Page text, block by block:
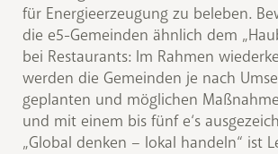
für Energieerzeugung zu beleben.
die e5-Gemeinden ähnlich dem
bei Restaurants: Im Rahmen
werden die Gemeinden je nach
geplanten und möglichen
und mit einem bis fünf e‘s
„Global denken – lokal handeln“ ist